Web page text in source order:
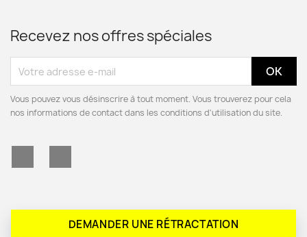
Recevez nos offres spéciales
Vous pouvez vous désinscrire à tout moment. Vous trouverez pour cela
nos informations de contact dans les conditions d'utilisation du site.
DEMANDER UNE RÉTRACTATION